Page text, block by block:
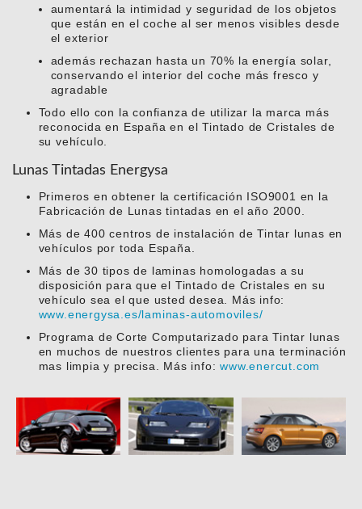
aumentará la intimidad y seguridad de los objetos
que están en el coche al ser menos visibles desde
el exterior
además rechazan hasta un 70% la energía solar,
conservando el interior del coche más fresco y
agradable
Todo ello con la confianza de utilizar la marca más
reconocida en España en el Tintado de Cristales de
su vehículo.
Lunas Tintadas Energysa
Primeros en obtener la certificación ISO9001 en la
Fabricación de Lunas tintadas en el año 2000.
Más de 400 centros de instalación de Tintar lunas en
vehículos por toda España.
Más de 30 tipos de laminas homologadas a su
disposición para que el Tintado de Cristales en su
vehículo sea el que usted desea. Más info:
www.energysa.es/laminas-automoviles/
Programa de Corte Computarizado para Tintar lunas
en muchos de nuestros clientes para una terminación
mas limpia y precisa. Más info:www.enercut.com